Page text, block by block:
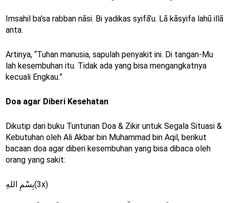
Imsahil ba’sa rabban nāsi. Bi yadikas syifā’u. Lā kāsyifa lahū illā
anta.
Artinya, “Tuhan manusia, sapulah penyakit ini. Di tangan-Mu
lah kesembuhan itu. Tidak ada yang bisa mengangkatnya
kecuali Engkau.”
Doa agar Diberi Kesehatan
Dikutip dari buku Tuntunan Doa & Zikir untuk Segala Situasi &
Kebutuhan oleh Ali Akbar bin Muhammad bin Aqil, berikut
bacaan doa agar diberi kesembuhan yang bisa dibaca oleh
orang yang sakit:
بِسْمِ اللهِ(3x)